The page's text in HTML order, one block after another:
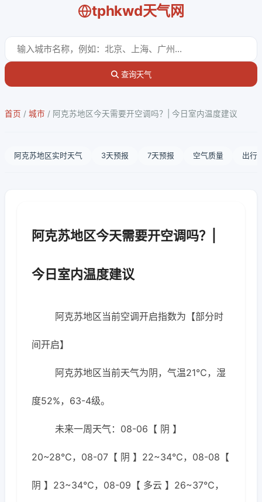
tphkwd天气网
查询天气
首页 / 城市 / 阿克苏地区今天需要开空调吗？| 今日室内温度建议
阿克苏地区实时天气 3天预报 7天预报 空气质量 出行
阿克苏地区今天需要开空调吗？|
今日室内温度建议
阿克苏地区当前空调开启指数为【部分时
间开启】
阿克苏地区当前天气为阴，气温21℃，湿
度52%，63-4级。
未来一周天气：08-06【 阴 】
20~28℃，08-07【 阴 】22~34℃，08-08【
阴 】23~34℃，08-09【 多云 】26~37℃，